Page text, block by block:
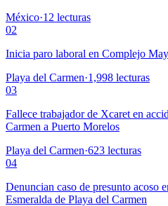
México·12 lecturas
02
Inicia paro laboral en Complejo
Playa del Carmen·1,998 lecturas
03
Fallece trabajador de Xcaret en
Carmen a Puerto Morelos
Playa del Carmen·623 lecturas
04
Denuncian caso de presunto acoso
Esmeralda de Playa del Carmen